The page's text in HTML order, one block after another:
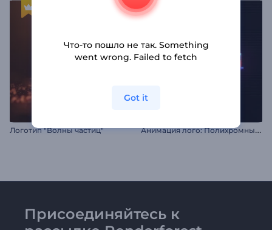
Логотип "Волны частиц" А
нимация лого: Полихромный глитч
Присоединяйтесь к
Что-то пошло не так. Something
went wrong. Failed to fetch
Got it